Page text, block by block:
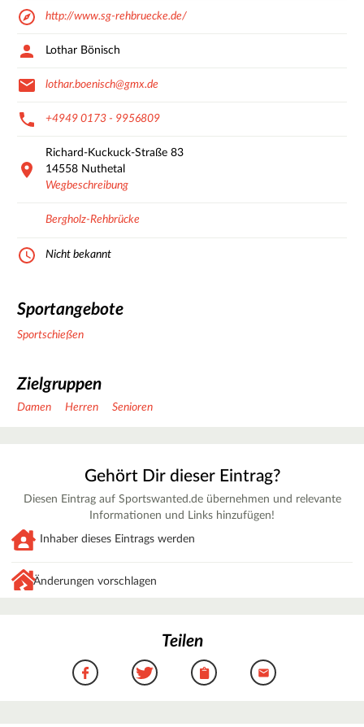
http://www.sg-rehbruecke.de/
Lothar Bönisch
lothar.boenisch@gmx.de
+4949 0173 - 9956809
Richard-Kuckuck-Straße 83
14558 Nuthetal
Wegbeschreibung
Bergholz-Rehbrücke
Nicht bekannt
Sportangebote
Sportschießen
Zielgruppen
Damen Herren Senioren
Gehört Dir dieser Eintrag?
Diesen Eintrag auf Sportswanted.de übernehmen und relevante
Informationen und Links hinzufügen!
Inhaber dieses Eintrags werden
Änderungen vorschlagen
Teilen